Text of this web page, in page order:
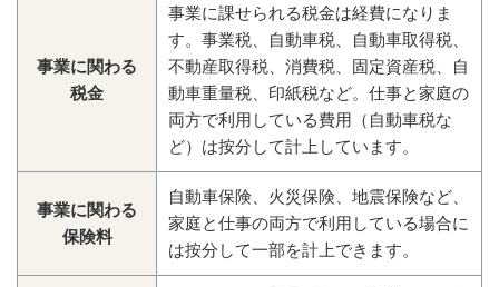
事業に関わる
税金
事業に課せられる税金は経費になりま
す。事業税、自動車税、自動車取得税、
不動産取得税、消費税、固定資産税、自
動車重量税、印紙税など。仕事と家庭の
両方で利用している費用（自動車税な
ど）は按分して計上しています。
事業に関わる
保険料
自動車保険、火災保険、地震保険など、
家庭と仕事の両方で利用している場合に
は按分して一部を計上できます。